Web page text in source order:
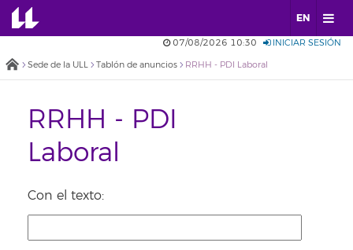
EN
07/08/2026 10:30 INICIAR SESIÓN
Sede de la ULL Tablón de anuncios RRHH - PDI Laboral
RRHH - PDI
Laboral
Con el texto: